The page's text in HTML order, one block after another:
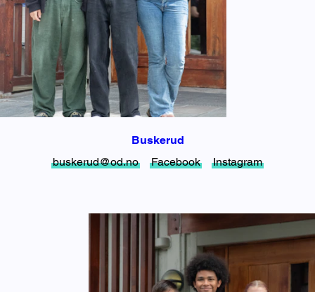
Buskerud
buskerud@od.no
Facebook Instagram